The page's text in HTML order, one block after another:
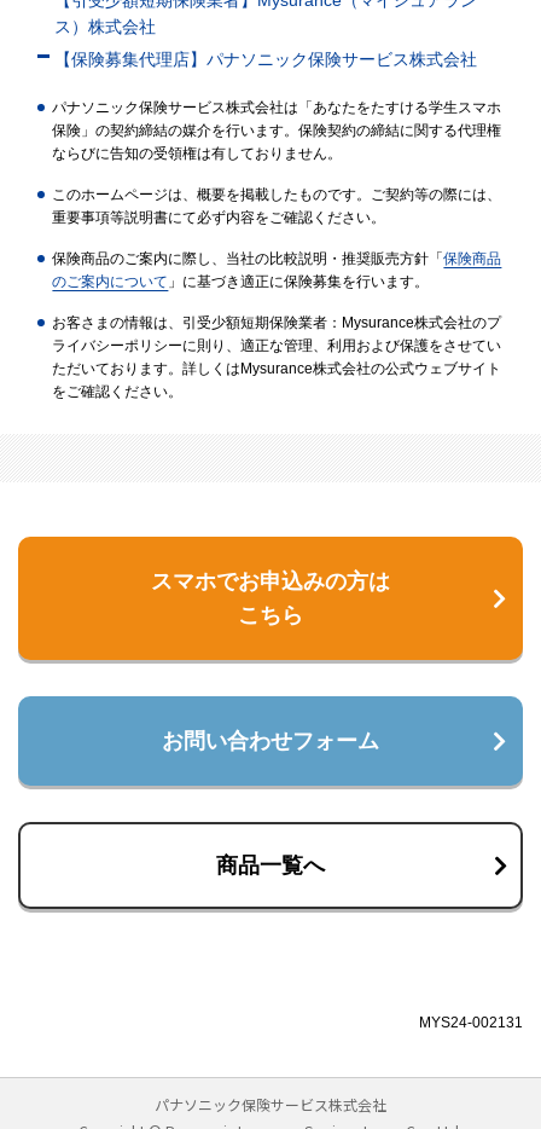
ス）株式会社
【保険募集代理店】パナソニック保険サービス株式会社
パナソニック保険サービス株式会社は「あなたをたすける学生スマホ
保険」の契約締結の媒介を行います。保険契約の締結に関する代理権
ならびに告知の受領権は有しておりません。
このホームページは、概要を掲載したものです。ご契約等の際には、
重要事項等説明書にて必ず内容をご確認ください。
保険商品のご案内に際し、当社の比較説明・推奨販売方針「保険商品
のご案内について 」に基づき適正に保険募集を行います。
お客さまの情報は、引受少額短期保険業者：Mysurance株式会社のプ
ライバシーポリシーに則り、適正な管理、利用および保護をさせてい
ただいております。詳しくはMysurance株式会社の公式ウェブサイト
をご確認ください。
スマホでお申込みの方は
こちら
お問い合わせフォーム
商品一覧へ
MYS24-002131
パナソニック保険サービス株式会社